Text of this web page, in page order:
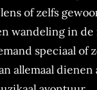
of zelfs
wandeling in
speciaal of
allemaal